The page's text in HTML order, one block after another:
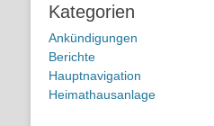
Kategorien
Ankündigungen
Berichte
Hauptnavigation
Heimathausanlage